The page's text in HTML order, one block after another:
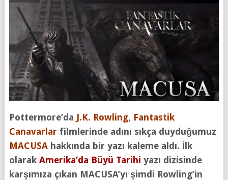
Pottermore’da J.K. Rowling, Fantastik
Canavarlar filmlerinde adını sıkça duyduğumuz
MACUSAhakkında bir yazı kaleme aldı. İlk
olarak Amerika’da Büyü Tarihi yazı dizisinde
karşımıza çıkan MACUSA’yı şimdi Rowling’in